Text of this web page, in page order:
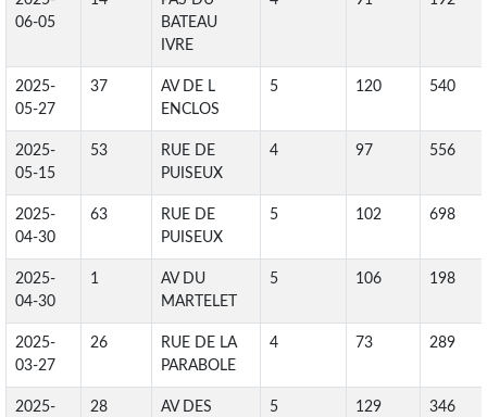
06-05
BATEAU
IVRE
2025-
05-27
37
AV DE L
ENCLOS
5 120 540
2025-
05-15
53
RUE DE
PUISEUX
4 97 556
2025-
04-30
63
RUE DE
PUISEUX
5 102 698
2025-
04-30
1
AV DU
MARTELET
5 106 198
2025-
03-27
26
RUE DE LA
PARABOLE
4 73 289
2025-
28
AV DES
5 129 346